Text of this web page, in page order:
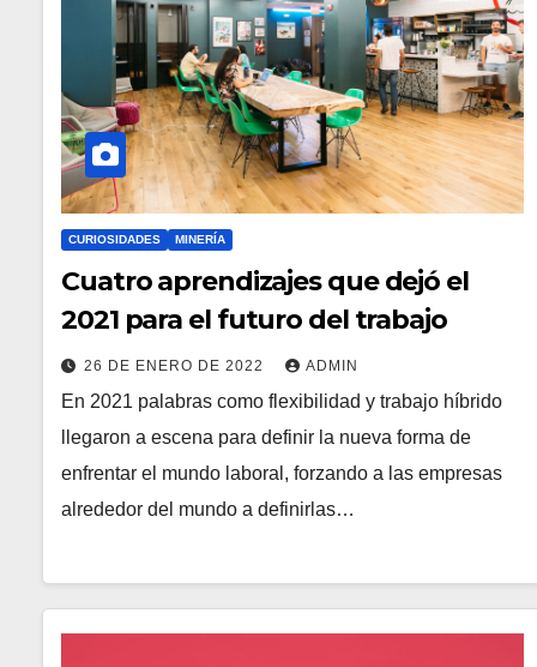
CURIOSIDADES MINERÍA
Cuatro aprendizajes que dejó el
2021 para el futuro del trabajo
26 DE ENERO DE 2022 ADMIN
En 2021 palabras como flexibilidad y trabajo híbrido
llegaron a escena para definir la nueva forma de
enfrentar el mundo laboral, forzando a las empresas
alrededor del mundo a definirlas…